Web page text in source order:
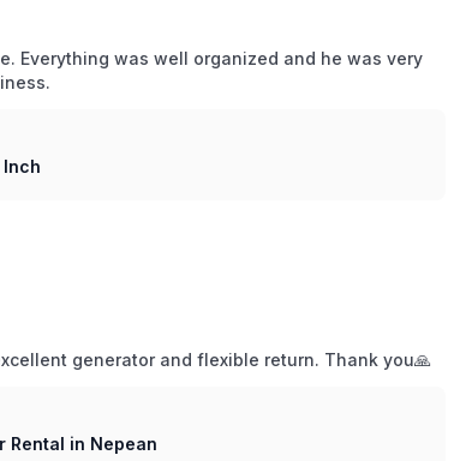
Everything was well organized and he was very
Inch
generator and flexible return. Thank you🙏
Rental in Nepean